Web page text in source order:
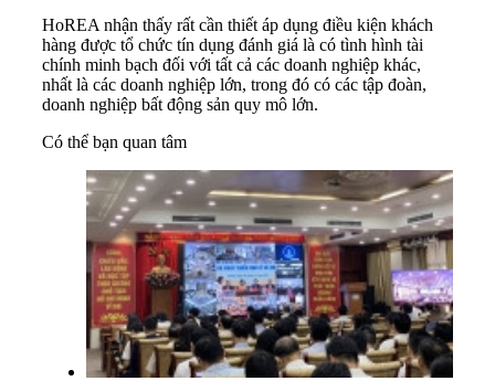
HoREA nhận thấy rất cần thiết áp dụng điều kiện khách
hàng được tổ chức tín dụng đánh giá là có tình hình tài
chính minh bạch đối với tất cả các doanh nghiệp khác,
nhất là các doanh nghiệp lớn, trong đó có các tập đoàn,
doanh nghiệp bất động sản quy mô lớn.
Có thể bạn quan tâm